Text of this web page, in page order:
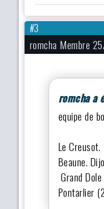
#3
romcha Membre
romcha a
equipe de
Le
Beaune.
Grand
Pontarlier